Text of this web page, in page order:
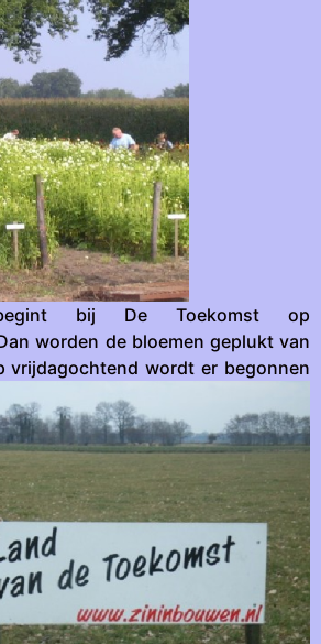
begint bij De Toekomst op
worden de bloemen geplukt van
vrijdagochtend wordt er begonnen